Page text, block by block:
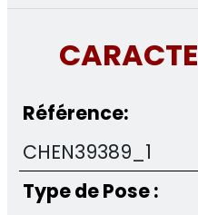
Référence:
CHEN39389_1
Type de Pose :